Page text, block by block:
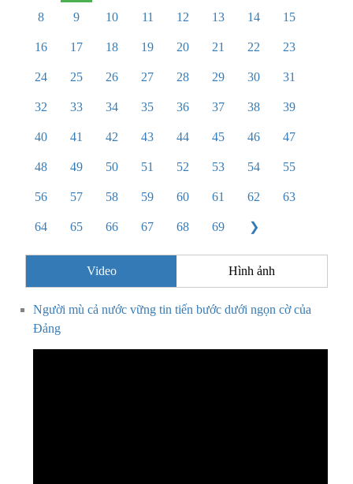
8 9 10 11 12 13 14 15
16 17 18 19 20 21 22 23
24 25 26 27 28 29 30 31
32 33 34 35 36 37 38 39
40 41 42 43 44 45 46 47
48 49 50 51 52 53 54 55
56 57 58 59 60 61 62 63
64 65 66 67 68 69 ❯
Video Hình ảnh
Người mù cả nước vững tin tiến bước dưới ngọn cờ của
Đảng